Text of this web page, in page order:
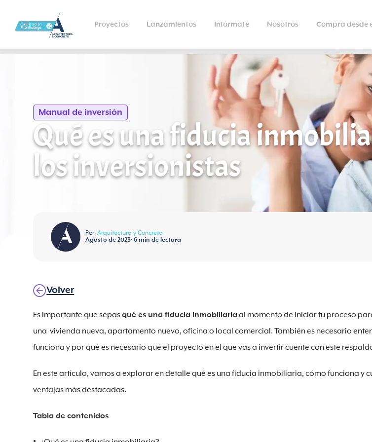
Proyectos Lanzamientos Infórmate Nosotros Compra desde
Manual de inversión
Qué es una fiducia
los inversionistas
Por:Arquitectura y Concreto
Agosto de 2023• 6 min de lectura
Volver
Es importante que sepasqué es una fiducia inmobiliaria al momento de iniciar tu proceso
una vivienda nueva, apartamento nuevo, oficina o local comercial. También es necesario
funciona y por qué es necesario que el proyecto en el que vas a invertir cuente con este
En este artículo, vamos a explorar en detalle qué es una fiducia inmobiliaria, cómo funciona y
ventajas más destacadas.
Tabla de contenidos